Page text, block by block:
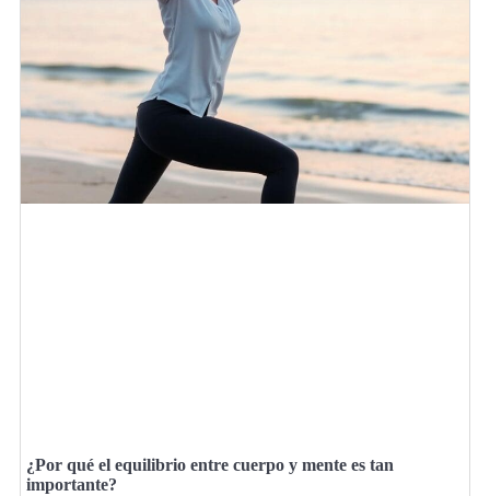
¿Por qué el equilibrio entre cuerpo y mente es tan
importante?